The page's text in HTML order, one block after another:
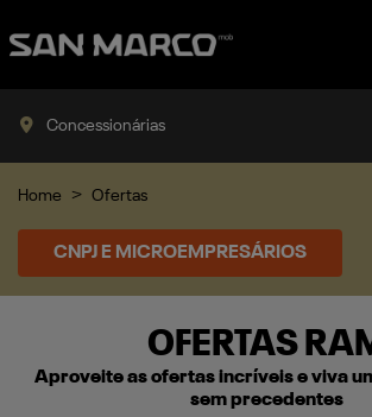
Concessionárias
Home Ofertas
CNPJ E MICROEMPRESÁRIOS
OFERTAS
Aproveite as ofertas incríveis e viva
sem precedentes